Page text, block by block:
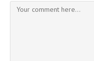
Comment